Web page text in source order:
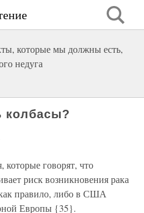
которые мы должны есть,
недуга
колбасы?
которые говорят, что
риск возникновения рака
правило, либо в США
Европы {35}.